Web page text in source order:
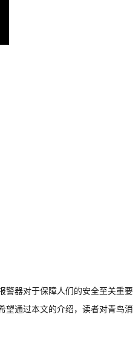
警器对于保障人们的安全至关重
望通过本文的介绍，读者对青鸟